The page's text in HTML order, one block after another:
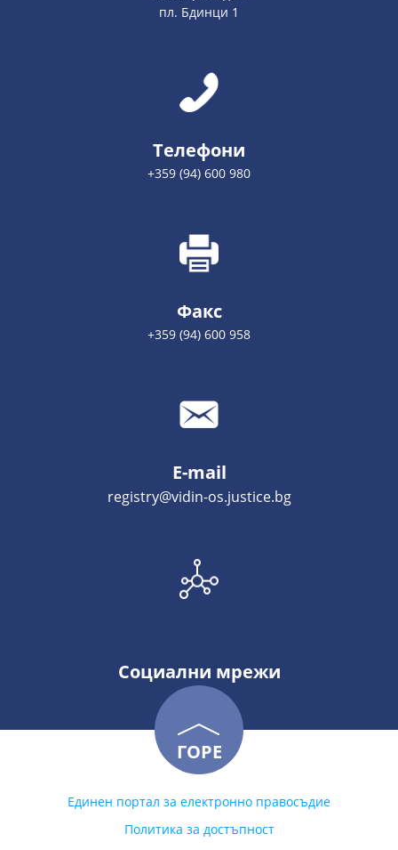
пл. Бдинци 1
Телефони
+359 (94) 600 980
Факс
+359 (94) 600 958
E-mail
registry@vidin-os.justice.bg
Социални мрежи
ГОРЕ
Единен портал за електронно правосъдие
Политика за достъпност